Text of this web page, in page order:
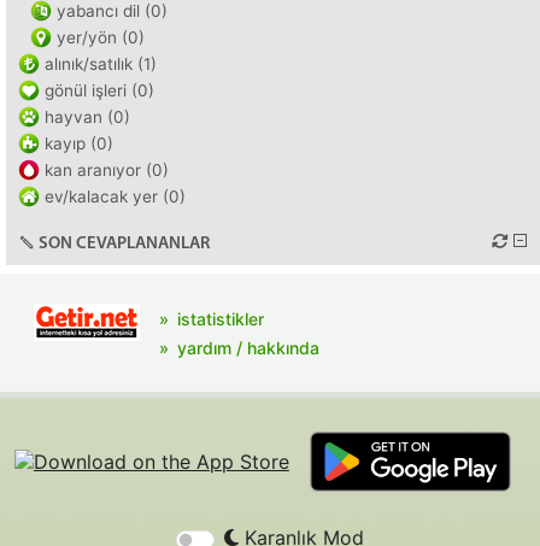
yabancı dil (0)
yer/yön (0)
alınık/satılık (1)
gönül işleri (0)
hayvan (0)
kayıp (0)
kan aranıyor (0)
ev/kalacak yer (0)
SON CEVAPLANANLAR
istatistikler
yardım / hakkında
Karanlık Mod